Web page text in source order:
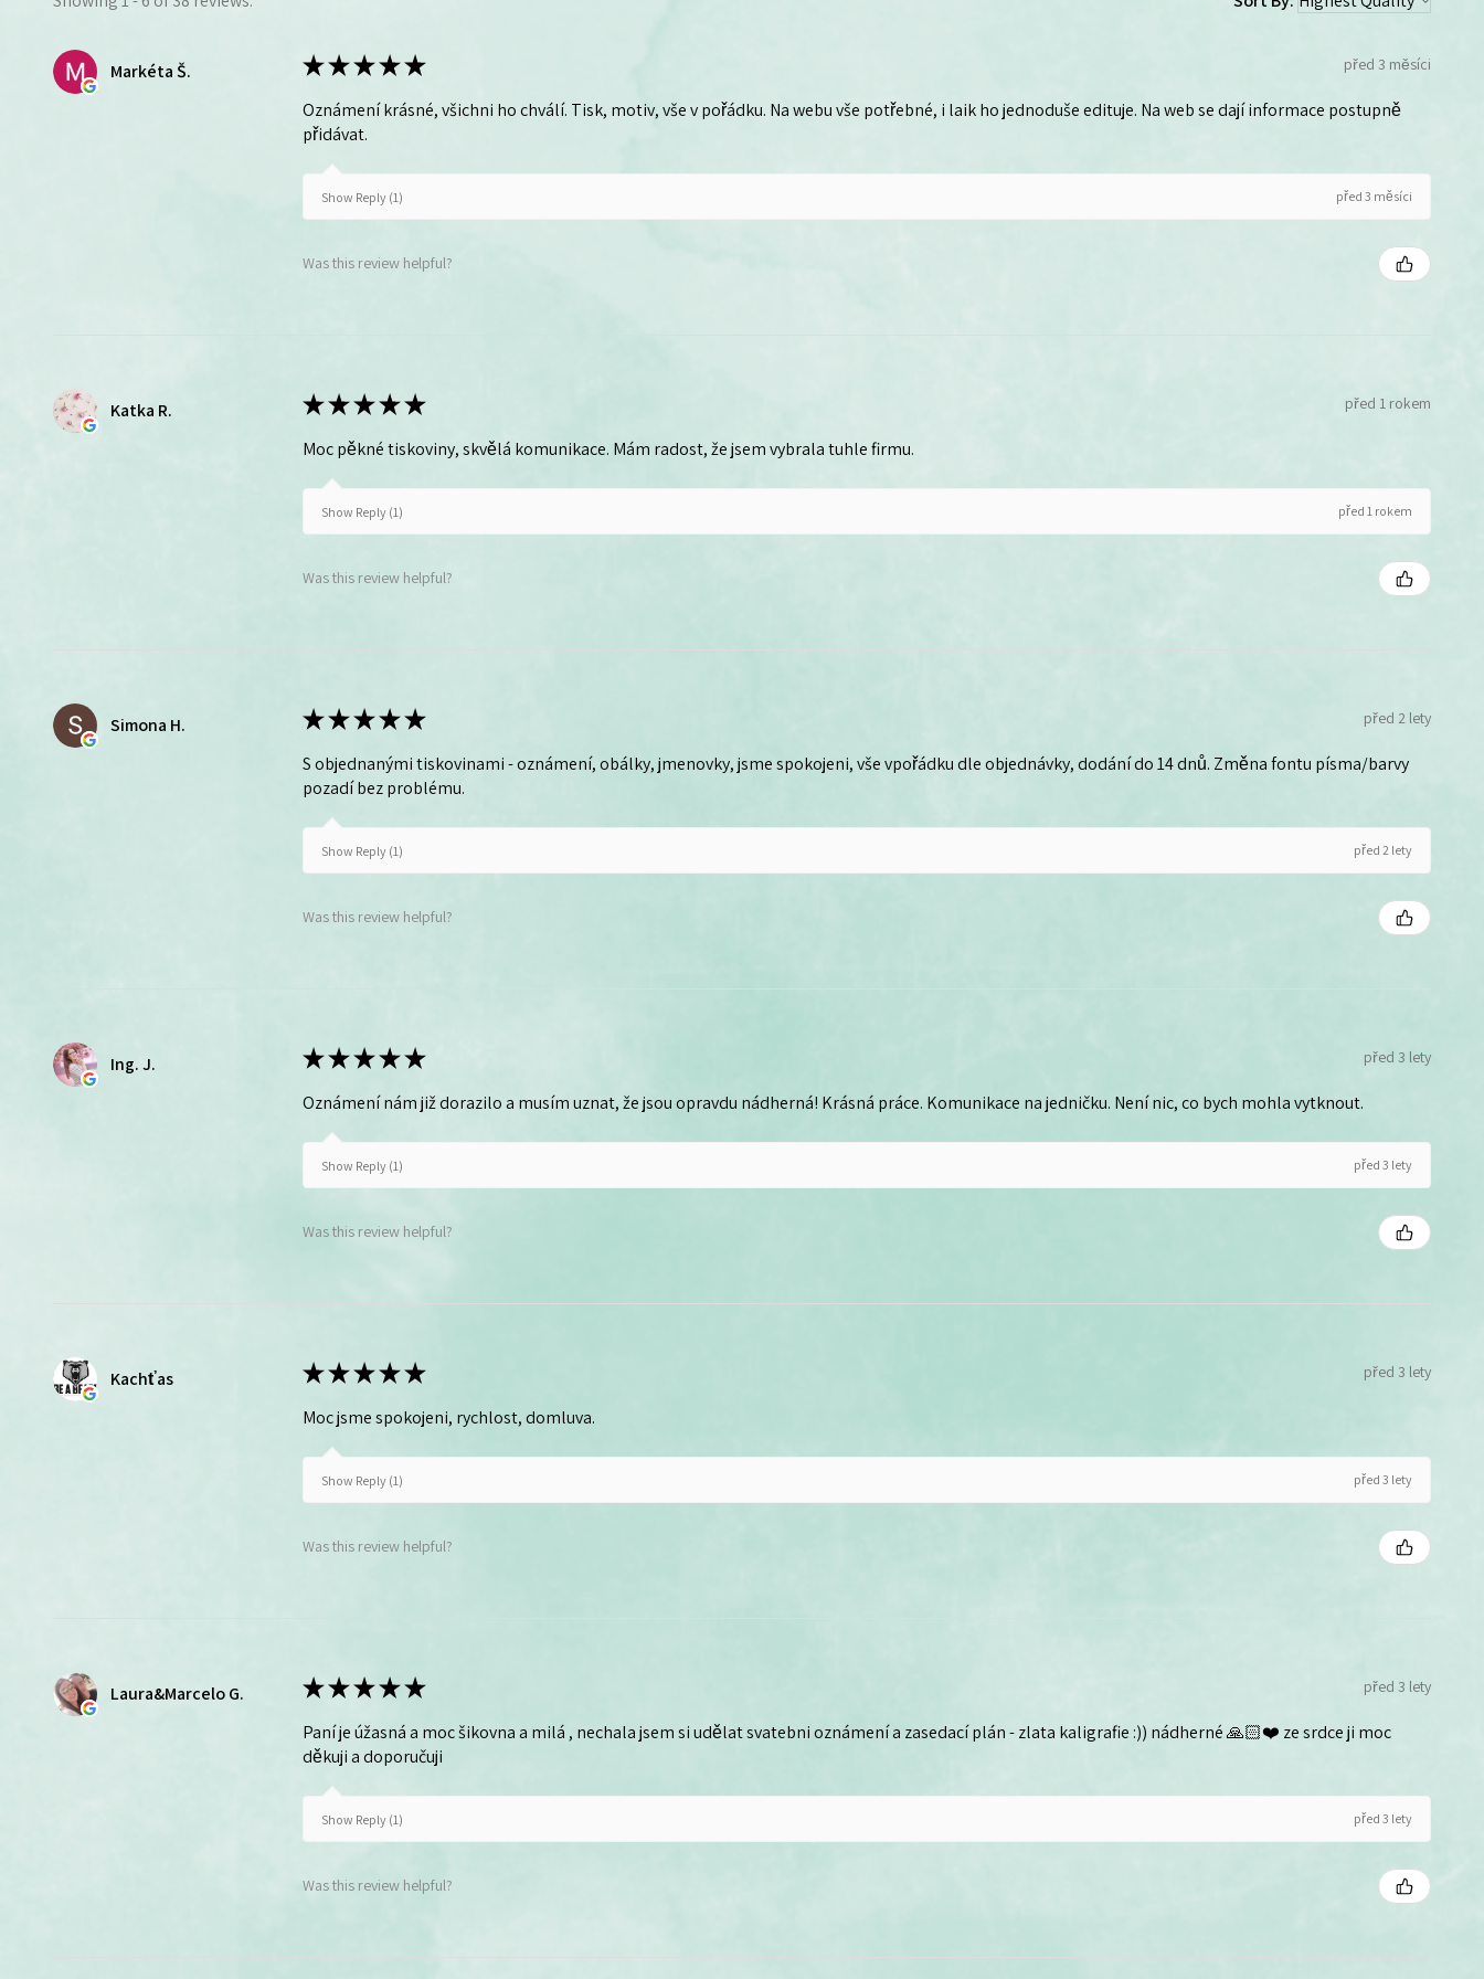
Markéta Š. ★★★★★ před 3 měsíci
Oznámení krásné, všichni ho chválí. Tisk, motiv, vše v pořádku. Na webu vše potřebné, i laik ho jednoduše edituje. Na web se dají informace postupně
přidávat.
Show Reply (1) před 3 měsíci
Was this review helpful?
Katka R. ★★★★★ před 1 rokem
Moc pěkné tiskoviny, skvělá komunikace. Mám radost, že jsem vybrala tuhle firmu.
Show Reply (1) před 1 rokem
Was this review helpful?
Simona H. ★★★★★ před 2 lety
S objednanými tiskovinami - oznámení, obálky, jmenovky, jsme spokojeni, vše vpořádku dle objednávky, dodání do 14 dnů. Změna fontu písma/barvy
pozadí bez problému.
Show Reply (1) před 2 lety
Was this review helpful?
Ing. J. ★★★★★ před 3 lety
Oznámení nám již dorazilo a musím uznat, že jsou opravdu nádherná! Krásná práce. Komunikace na jedničku. Není nic, co bych mohla vytknout.
Show Reply (1) před 3 lety
Was this review helpful?
Kachťas ★★★★★ před 3 lety
Moc jsme spokojeni, rychlost, domluva.
Show Reply (1) před 3 lety
Was this review helpful?
Laura&Marcelo G. ★★★★★ před 3 lety
Paní je úžasná a moc šikovna a milá , nechala jsem si udělat svatebni oznámení a zasedací plán - zlata kaligrafie :)) nádherné 🙏🏻❤️ ze srdce ji moc
děkuji a doporučuji
Show Reply (1) před 3 lety
Was this review helpful?